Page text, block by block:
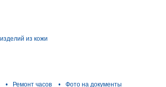
из кожи
• Ремонт часов • Фото на документы